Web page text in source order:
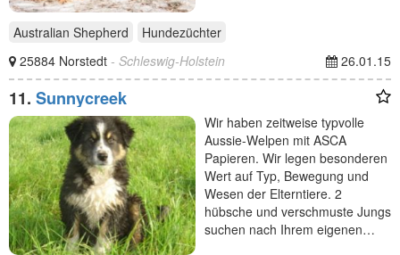
Australian Shepherd
Hundezüchter
25884 Norstedt - Schleswig-Holstein 26.01.15
11. Sunnycreek
Wir haben zeitweise typvolle
Aussie-Welpen mit ASCA
Papieren. Wir legen besonderen
Wert auf Typ, Bewegung und
Wesen der Elterntiere. 2
hübsche und verschmuste Jungs
suchen nach Ihrem eigenen…